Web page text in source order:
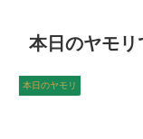
本日のヤモリ
本日のヤモリ